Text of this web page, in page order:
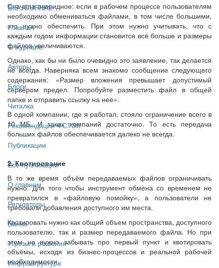
BIS JOURNAL
Главная
О журнале
Авторы
Блоги
Читалка
Рекомендации ФСТЭК
Публикации
Все публикации
О главном
Регуляторы
Банки
Угрозы и решения
Инфраструктура
Сначала очевидное: если в рабочем процессе пользователям
необходимо обмениваться файлами, в том числе большими,
это нужно обеспечить. При этом нужно учитывать, что с
каждым годом информации становится всё больше и размеры
файлов увеличиваются.
Однако, как бы ни было очевидно это заявление, так делается
не всегда. Наверняка всем знакомо сообщение следующего
содержания: «Размер вложения превышает допустимый
сервером предел. Попробуйте разместить файл в общей
папке и отправить ссылку на неё».
В одной компании, где я работал, стояло ограничение всего в
10 МБ. И таких компаний достаточно. То есть передача
больших файлов обеспечивается далеко не всегда.
2. Квотирование
В то же время объём передаваемых файлов ограничивать
нужно. Для того чтобы инструмент обмена со временем не
превратился в «файловую помойку», а пользователи не
требовали добавления доступного им места.
Квотировать нужно как общий объем пространства, доступного
пользователю, так и размер передаваемого файла. Но при
этом не нужно забывать про первый пункт и квотировать
объёмы, исходя из бизнес-процессов и реальной рабочей
необходимости.